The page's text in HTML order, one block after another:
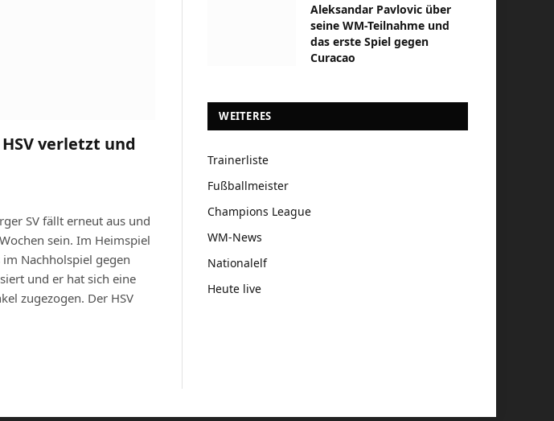
verletzt und
SV fällt erneut aus und
sein. Im Heimspiel
Nachholspiel gegen
und er hat sich eine
zugezogen. Der HSV
Aleksandar Pavlovic über
seine WM-Teilnahme und
das erste Spiel gegen
Curacao
WEITERES
Trainerliste
Fußballmeister
Champions League
WM-News
Nationalelf
Heute live